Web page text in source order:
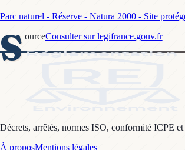
Parc naturel - Réserve - Natura 2000 - Site
S ourceConsulter sur legifrance.gouv.fr
Décrets, arrêtés, normes ISO, conformité ICPE
À proposMentions légales